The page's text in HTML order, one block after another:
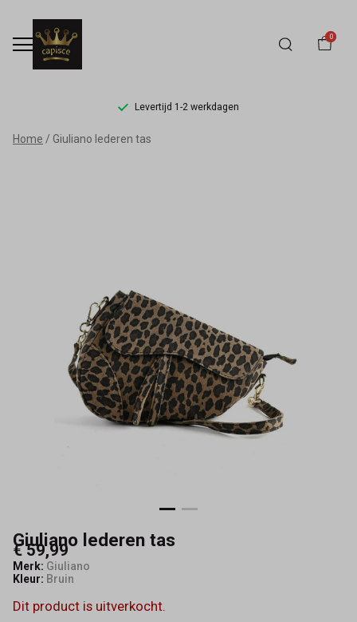
0
Levertijd 1-2 werkdagen
Giuliano
Home Giuliano lederen tas
Giuliano lederen tas
€ 59,99
Merk: Giuliano
Kleur: Bruin
Dit product is uitverkocht.